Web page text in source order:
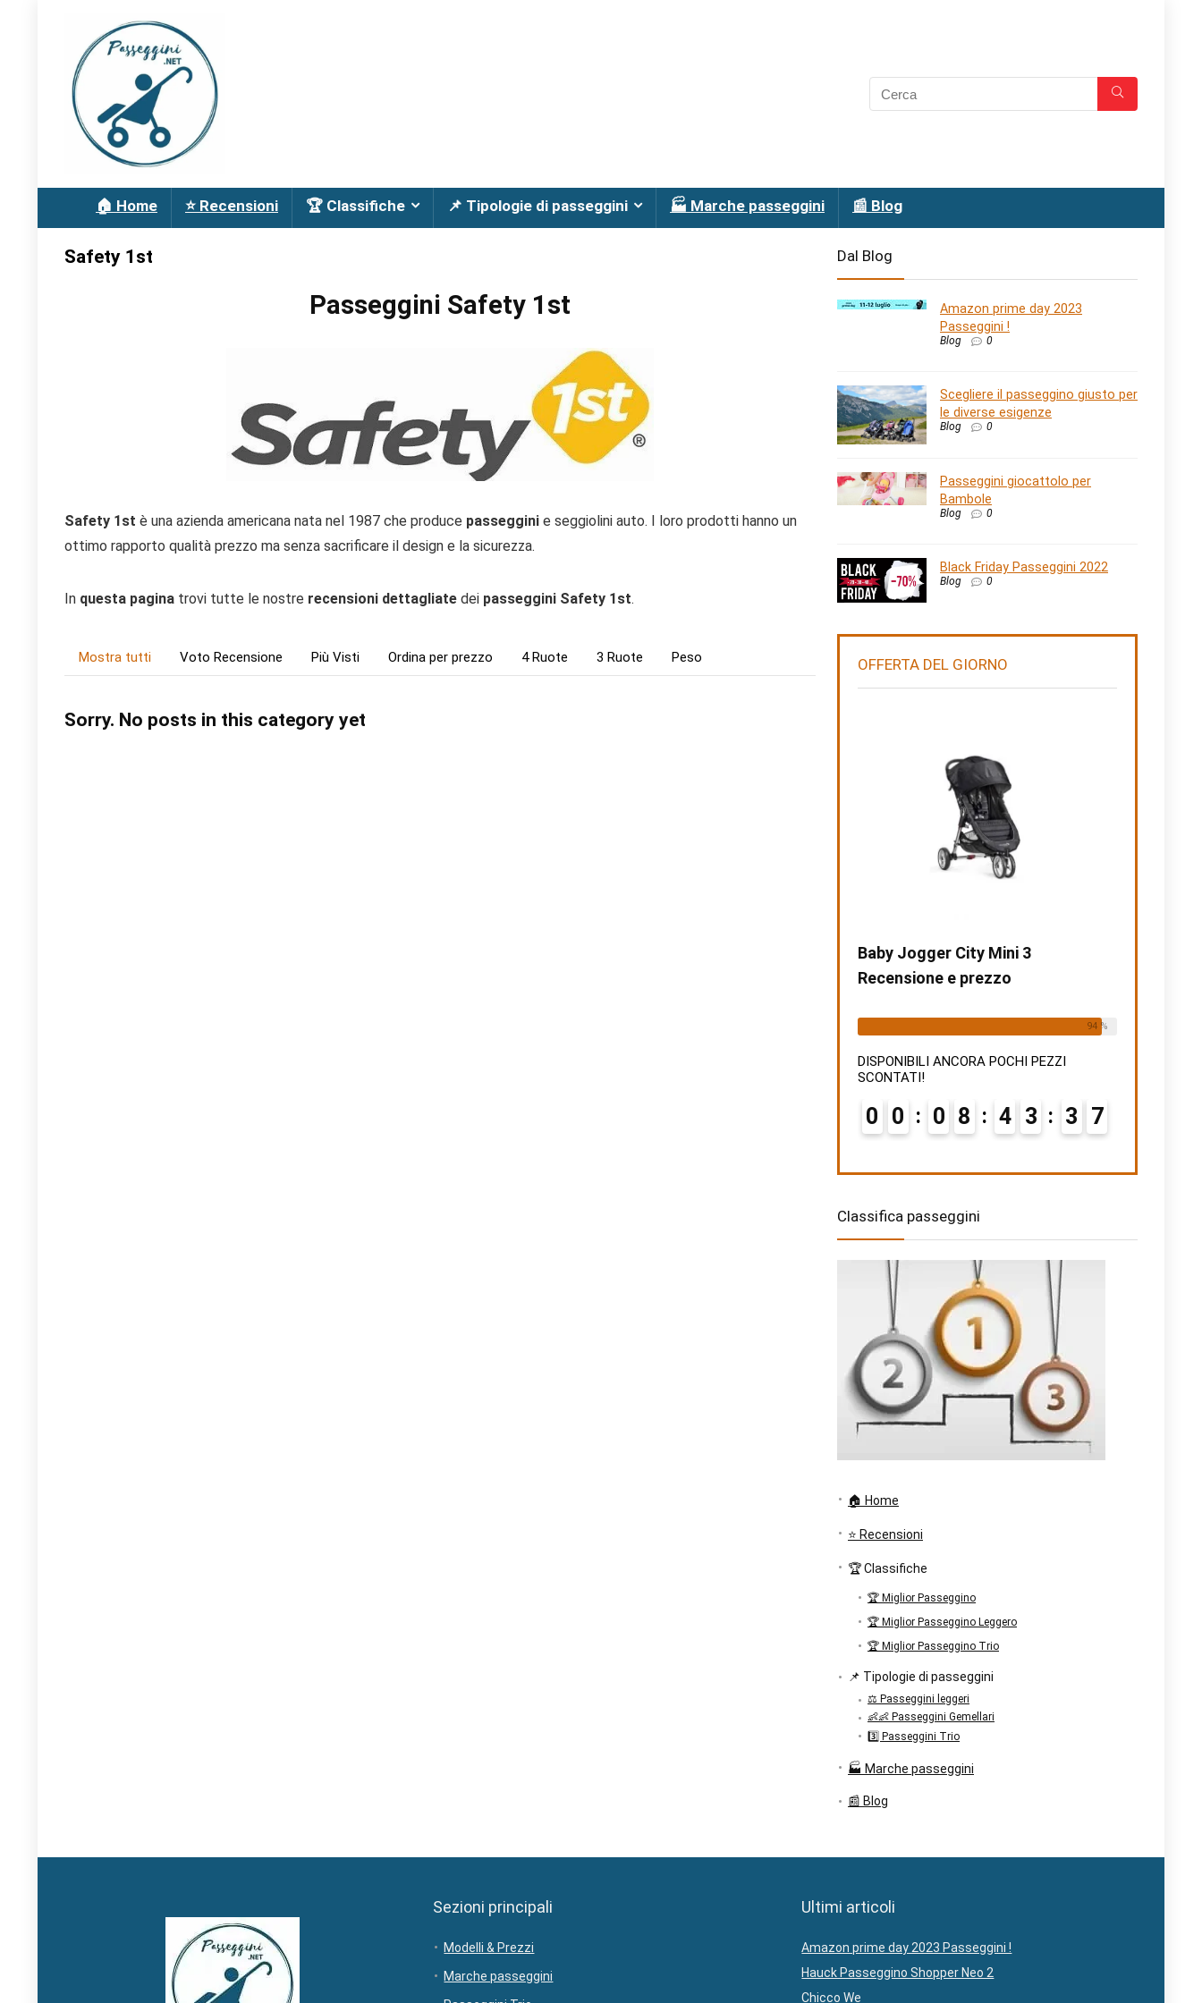
🏠 Home ⭐ Recensioni 🏆 Classifiche 📌 Tipologie di passeggini 🏭 Marche passeggini 📰 Blog
Safety 1st
Passeggini Safety 1st
Safety 1st è una azienda americana nata nel 1987 che produce passeggini e seggiolini auto. I loro prodotti hanno un
ottimo rapporto qualità prezzo ma senza sacrificare il design e la sicurezza.
In questa pagina trovi tutte le nostre recensioni dettagliate dei passeggini Safety 1st.
Mostra tutti Voto Recensione Più Visti Ordina per prezzo 4 Ruote 3 Ruote Peso
Sorry. No posts in this category yet
Dal Blog
Amazon prime day 2023
Passeggini !
Blog 0
Scegliere il passeggino giusto per
le diverse esigenze
Blog 0
Passeggini giocattolo per
Bambole
Blog 0
Black Friday Passeggini 2022
Blog 0
OFFERTA DEL GIORNO
Baby Jogger City Mini 3
Recensione e prezzo
Available:16
94 %
DISPONIBILI ANCORA POCHI PEZZI
SCONTATI!
0 0 0 8 4 3 3 6
7
Classifica passeggini
🏠 Home
⭐ Recensioni
🏆 Classifiche
🏆 Miglior Passeggino
🏆 Miglior Passeggino Leggero
🏆 Miglior Passeggino Trio
📌 Tipologie di passeggini
⚖️ Passeggini leggeri
👶👶 Passeggini Gemellari
3️⃣ Passeggini Trio
🏭 Marche passeggini
📰 Blog
Sezioni principali
Modelli & Prezzi
Marche passeggini
Ultimi articoli
Amazon prime day 2023 Passeggini !
Hauck Passeggino Shopper Neo 2
Chicco We